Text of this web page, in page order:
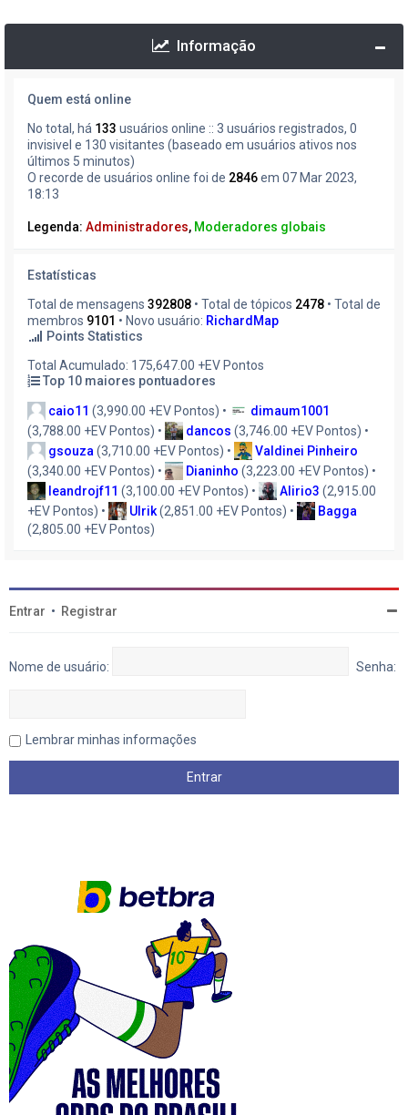
Informação
Quem está online
No total, há 133 usuários online :: 3 usuários registrados, 0
invisivel e 130 visitantes (baseado em usuários ativos nos
últimos 5 minutos)
O recorde de usuários online foi de 2846em 07 Mar 2023,
18:13
Legenda: Administradores, Moderadores globais
Estatísticas
Total de mensagens 392808 • Total de tópicos 2478 • Total de
membros 9101 • Novo usuário: RichardMap
Points Statistics
Total Acumulado: 175,647.00 +EV Pontos
Top 10 maiores pontuadores
caio11 (3,990.00 +EV Pontos) •
dimaum1001
(3,788.00 +EV Pontos) •
dancos (3,746.00 +EV Pontos) •
gsouza (3,710.00 +EV Pontos) •
Valdinei Pinheiro
(3,340.00 +EV Pontos) •
Dianinho (3,223.00 +EV Pontos) •
leandrojf11 (3,100.00 +EV Pontos) • Alirio3 (2,915.00
+EV Pontos) •
Ulrik(2,851.00 +EV Pontos) •
Bagga
(2,805.00 +EV Pontos)
Entrar • Registrar
Nome de usuário: Senha:
Lembrar minhas informações